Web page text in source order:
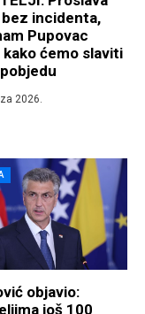
bez incidenta,
Pupovac
ćemo slaviti
2026.
objavio:
još 100